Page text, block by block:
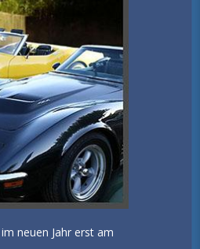
neuen Jahr erst am